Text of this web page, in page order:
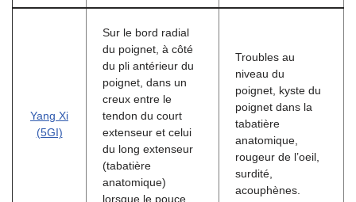
Yang Xi
(5GI)
Sur le bord radial
du poignet, à côté
du pli antérieur du
poignet, dans un
creux entre le
tendon du court
extenseur et celui
du long extenseur
(tabatière
anatomique)
lorsque le pouce
Troubles au
niveau du
poignet, kyste du
poignet dans la
tabatière
anatomique,
rougeur de l’oeil,
surdité,
acouphènes.